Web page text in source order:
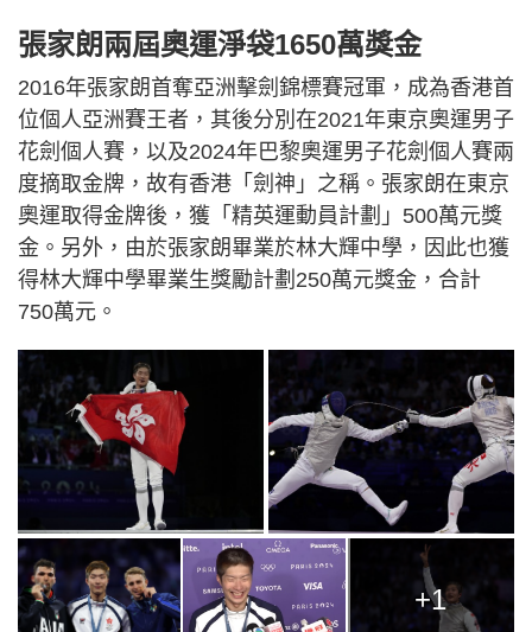
張家朗兩屆奧運淨袋1650萬獎金
2016年張家朗首奪亞洲擊劍錦標賽冠軍，成為香港首
位個人亞洲賽王者，其後分別在2021年東京奧運男子
花劍個人賽，以及2024年巴黎奧運男子花劍個人賽兩
度摘取金牌，故有香港「劍神」之稱。張家朗在東京
奧運取得金牌後，獲「精英運動員計劃」500萬元獎
金。另外，由於張家朗畢業於林大輝中學，因此也獲
得林大輝中學畢業生獎勵計劃250萬元獎金，合計
750萬元。
+1